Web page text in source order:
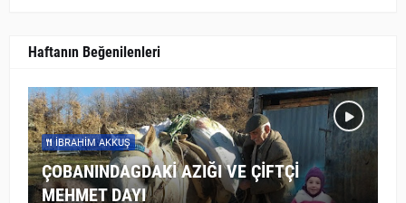
Haftanın Beğenilenleri
İBRAHIM AKKUŞ
ÇOBANINDAGDAKİ AZIĞI VE ÇİFTÇİ
MEHMET DAYI